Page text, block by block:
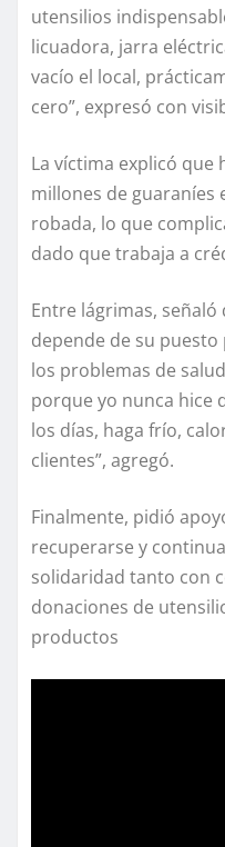
utensilios
licuadora, jarra
vacío el local,
cero”, expresó con
La víctima explicó que
millones de guaraníes
robada, lo que
dado que trabaja a
Entre lágrimas, señaló
depende de su
los problemas de
porque yo nunca hice
los días, haga frío,
clientes”, agregó.
Finalmente, pidió
recuperarse y
solidaridad tanto con
donaciones de
productos